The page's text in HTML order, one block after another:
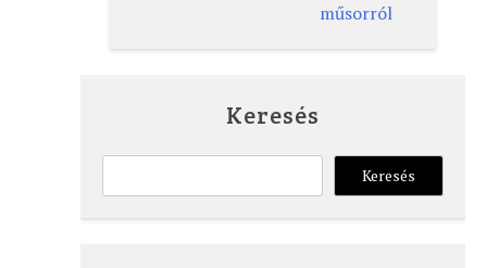
műsorról
Keresés
Keresés